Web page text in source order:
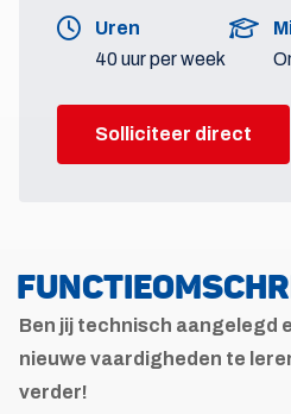
Uren
40 uur per week
Solliciteer direct
Ben jij technisch aangelegd
nieuwe vaardigheden te
verder!